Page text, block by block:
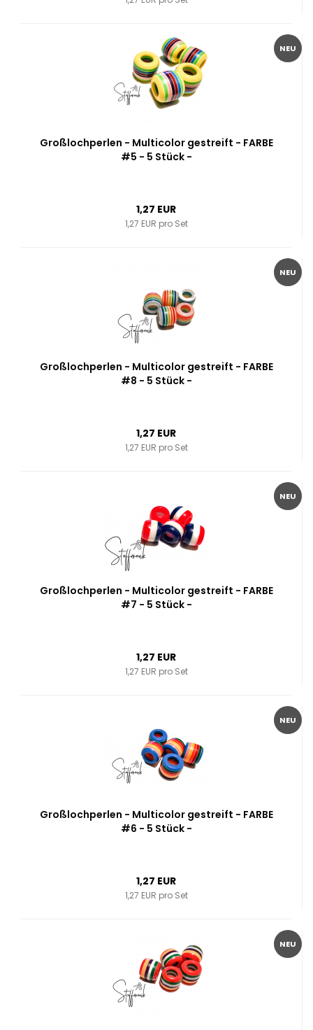
NEU
Großlochperlen - Multicolor gestreift - FARBE
#5 - 5 Stück -
1,27 EUR
1,27 EUR pro Set
NEU
Großlochperlen - Multicolor gestreift - FARBE
#8 - 5 Stück -
1,27 EUR
1,27 EUR pro Set
NEU
Großlochperlen - Multicolor gestreift - FARBE
#7 - 5 Stück -
1,27 EUR
1,27 EUR pro Set
NEU
Großlochperlen - Multicolor gestreift - FARBE
#6 - 5 Stück -
1,27 EUR
1,27 EUR pro Set
NEU